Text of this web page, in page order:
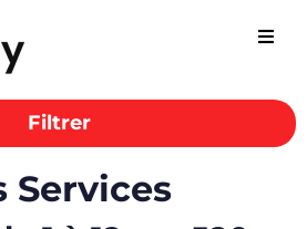
Filtrer
Services